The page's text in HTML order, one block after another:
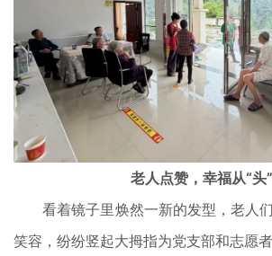
老人点赞，幸福从“头
看着镜子里焕然一新的发型，老人
笑容，纷纷竖起大拇指为党支部和志愿者